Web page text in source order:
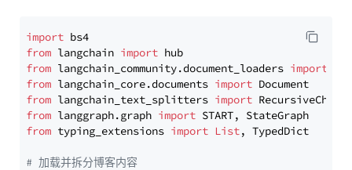
import
from langchain import
from langchain_community.document_loaders import
from langchain_core.documents import
from langchain_text_splitters import
from langgraph.graph import
from typing_extensions import List, TypedDict
# 加载并拆分博客内容